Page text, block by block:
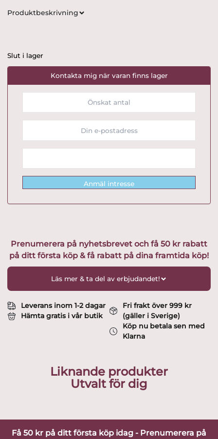
Produktbeskrivning
Slut i lager
Kontakta mig när varan finns lager
Anmäl intresse
Prenumerera på nyhetsbrevet och få 50 kr rabatt
på ditt första köp & få rabatt på dina framtida köp!
Läs mer & ta del av erbjudandet!
Leverans inom 1-2 dagar
Hämta gratis i vår butik
Fri frakt över 999 kr
(gäller i Sverige)
Köp nu betala sen med
Klarna
Liknande produkter
Utvalt för dig
Få 50 kr på ditt första köp idag - Prenumerera på